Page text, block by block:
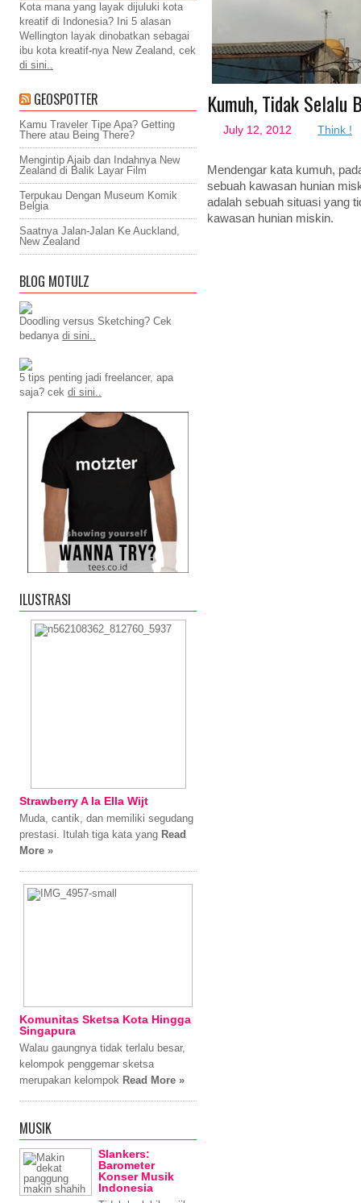
Kumuh, Tidak Selalu
July 12, 2012 Think !
Mendengar kata kumuh,
sebuah kawasan hunian
adalah sebuah situasi yang
kawasan hunian miskin.
Kota mana yang layak dijuluki kota
kreatif di Indonesia? Ini 5 alasan
Wellington layak dinobatkan sebagai
ibu kota kreatif-nya New Zealand, cek
di sini..
GEOSPOTTER
Kamu Traveler Tipe Apa? Getting
There atau Being There?
Mengintip Ajaib dan Indahnya New
Zealand di Balik Layar Film
Terpukau Dengan Museum Komik
Belgia
Saatnya Jalan-Jalan Ke Auckland,
New Zealand
BLOG MOTULZ
Doodling versus Sketching? Cek
bedanya di sini..
5 tips penting jadi freelancer, apa
saja? cek di sini..
ILUSTRASI
Strawberry A la Ella Wijt
Muda, cantik, dan memiliki segudang
prestasi. Itulah tiga kata yang Read
More »
Komunitas Sketsa Kota Hingga
Singapura
Walau gaungnya tidak terlalu besar,
kelompok penggemar sketsa
merupakan kelompok Read More »
MUSIK
Slankers:
Barometer
Konser Musik
Indonesia